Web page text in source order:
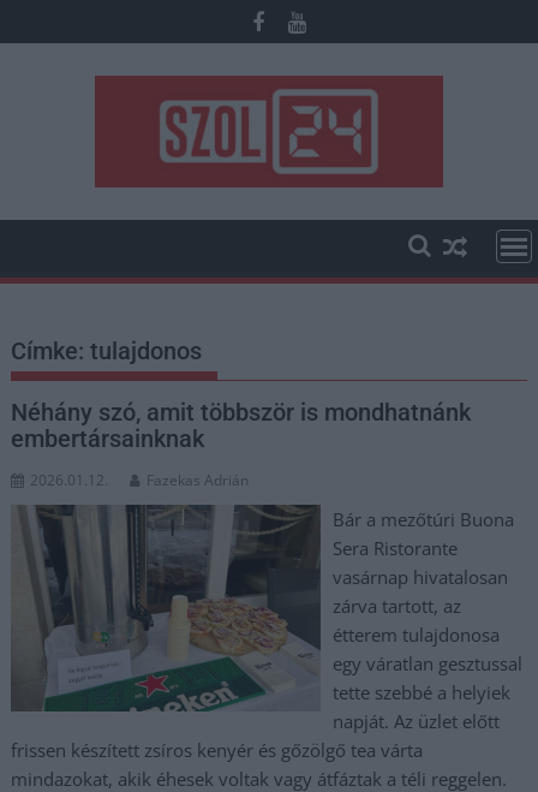
to
Címke:tulajdonos
Néhány szó, amit többször is mondhatnánk
embertársainknak
2026.01.12. Fazekas Adrián
Bár a mezőtúri Buona
Sera Ristorante
vasárnap hivatalosan
zárva tartott, az
étterem tulajdonosa
egy váratlan gesztussal
tette szebbé a helyiek
napját. Az üzlet előtt
frissen készített zsíros kenyér és gőzölgő tea várta
mindazokat, akik éhesek voltak vagy átfáztak a téli reggelen.